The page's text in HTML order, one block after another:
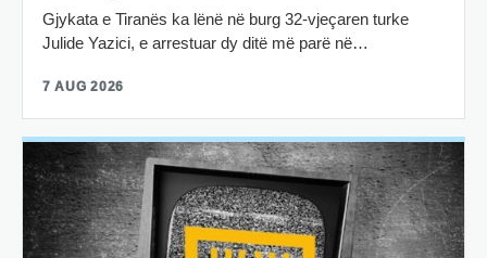
Gjykata e Tiranës ka lënë në burg 32-vjeçaren turke
Julide Yazici, e arrestuar dy ditë më parë në…
7 AUG 2026